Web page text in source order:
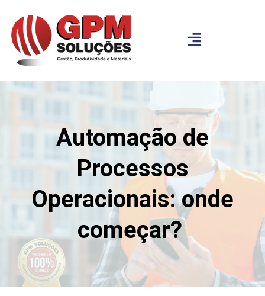
Automação de
Processos
Operacionais: onde
começar?